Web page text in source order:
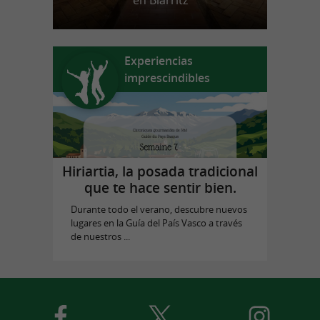
Experiencias
imprescindibles
Hiriartia, la posada tradicional
que te hace sentir bien.
Durante todo el verano, descubre nuevos
lugares en la Guía del País Vasco a través
de nuestros ...